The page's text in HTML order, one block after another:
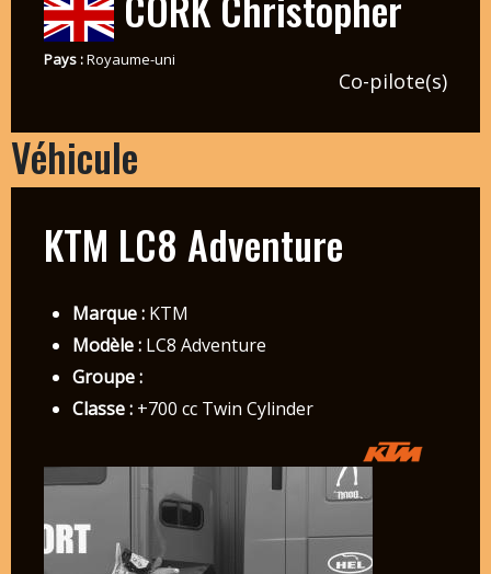
Pays :Royaume-uni
Co-pilote(s)
Véhicule
KTM LC8 Adventure
Marque :KTM
Modèle :LC8 Adventure
Groupe :
Classe :+700 cc Twin Cylinder